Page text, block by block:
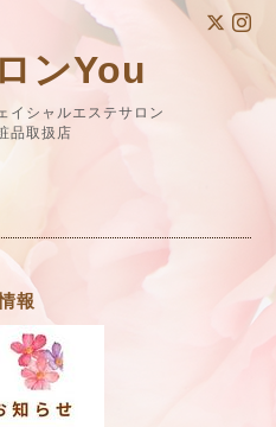
ンYou
イシャルエステサロン
品取扱店
報